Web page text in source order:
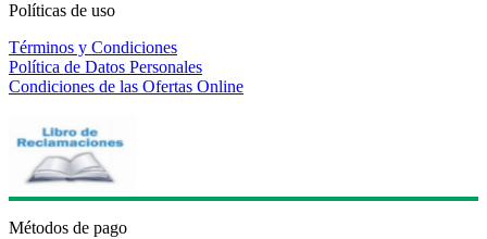
Políticas de uso
Términos y Condiciones
Política de Datos Personales
Condiciones de las Ofertas Online
Métodos de pago